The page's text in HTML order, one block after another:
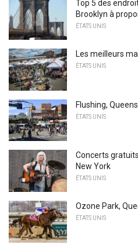
Top 5 des
Brooklyn à
ÉTATS UNIS
Les meilleurs
ÉTATS UNIS
Flushing,
ÉTATS UNIS
Concerts
New York
ÉTATS UNIS
Ozone Park,
ÉTATS UNIS